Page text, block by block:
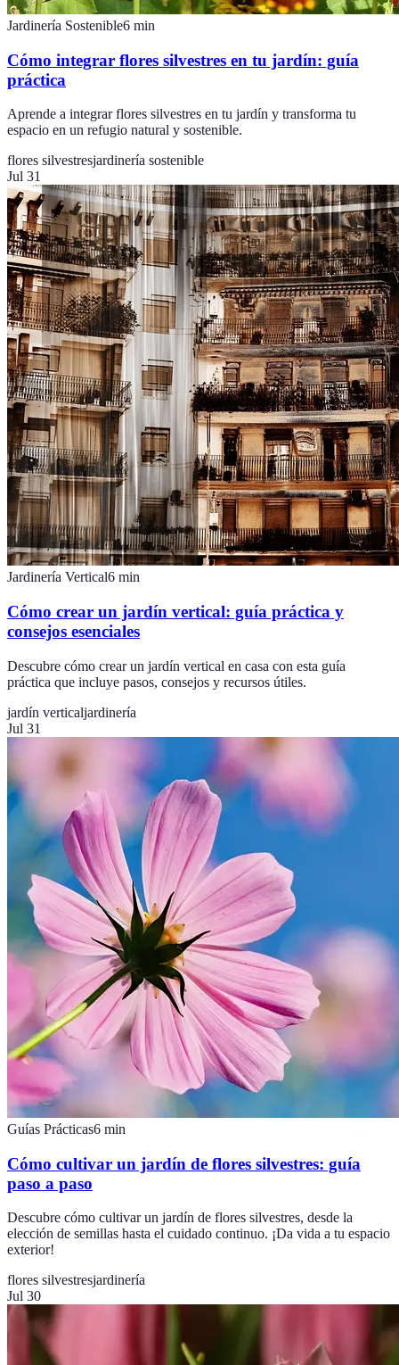
Jardinería Sostenible6 min
Cómo integrar flores silvestres en tu jardín: guía
práctica
Aprende a integrar flores silvestres en tu jardín y transforma tu
espacio en un refugio natural y sostenible.
flores silvestresjardinería sostenible
Jul 31
Jardinería Vertical6 min
Cómo crear un jardín vertical: guía práctica y
consejos esenciales
Descubre cómo crear un jardín vertical en casa con esta guía
práctica que incluye pasos, consejos y recursos útiles.
jardín verticaljardinería
Jul 31
Guías Prácticas6 min
Cómo cultivar un jardín de flores silvestres: guía
paso a paso
Descubre cómo cultivar un jardín de flores silvestres, desde la
elección de semillas hasta el cuidado continuo. ¡Da vida a tu espacio
exterior!
flores silvestresjardinería
Jul 30